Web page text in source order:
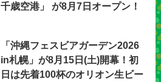
千歳空港」 が8月7日オープン！
「沖縄フェスビアガーデン2026
in札幌」が8月15日(土)開幕！初
日は先着100杯のオリオン生ビー